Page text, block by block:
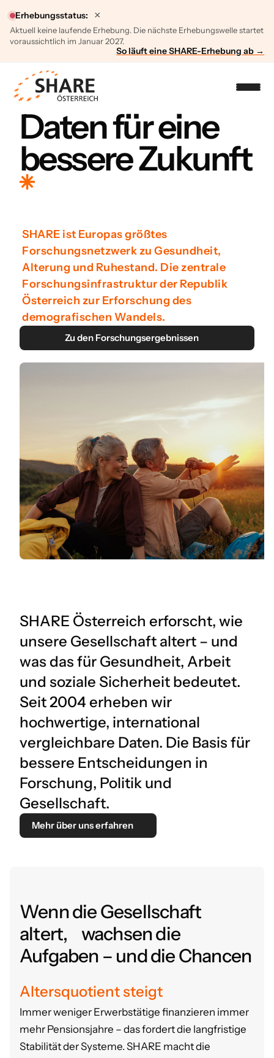
Erhebungsstatus:
Aktuell keine laufende Erhebung. Die nächste Erhebungswelle startet
voraussichtlich im Januar 2027.
So läuft eine SHARE-Erhebung ab →
×
Daten für eine
bessere Zukunft
SHARE ist Europas größtes
Forschungsnetzwerk zu Gesundheit,
Alterung und Ruhestand. Die zentrale
Forschungsinfrastruktur der Republik
Österreich zur Erforschung des
demografischen Wandels.
Zu den Forschungsergebnissen
SHARE Österreich erforscht, wie
unsere Gesellschaft altert – und
was das für Gesundheit, Arbeit
und soziale Sicherheit bedeutet.
Seit 2004 erheben wir
hochwertige, international
vergleichbare Daten. Die Basis für
bessere Entscheidungen in
Forschung, Politik und
Gesellschaft.
Mehr über uns erfahren
Wenn die Gesellschaft
altert, wachsen die
Aufgaben – und die Chancen
Altersquotient steigt
Immer weniger Erwerbstätige finanzieren immer
mehr Pensionsjahre – das fordert die langfristige
Stabilität der Systeme. SHARE macht die